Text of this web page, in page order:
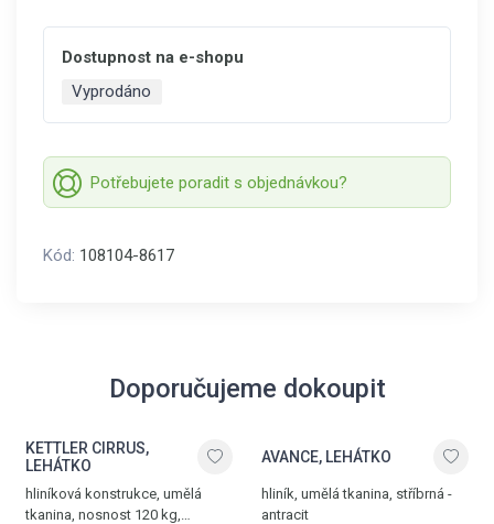
Dostupnost na e-shopu
Vyprodáno
Potřebujete poradit s objednávkou?
Kód: 108104-8617
Doporučujeme dokoupit
KETTLER CIRRUS,
LEHÁTKO
hliníková konstrukce, umělá
tkanina, nosnost 120 kg,
AVANCE, LEHÁTKO
hliník, umělá tkanina, stříbrná -
antracit